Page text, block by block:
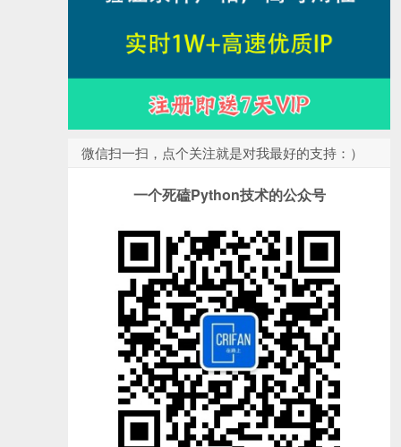
微信扫一扫，点个关注就是对我最好的支持：）
一个死磕Python技术的公众号